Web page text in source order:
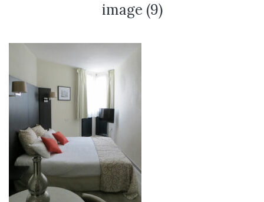
Accueil
L’agence
Prestations
Réalisations
image (9)